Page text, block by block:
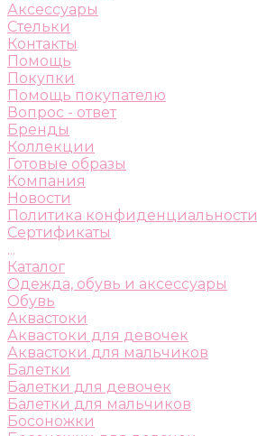
Аксессуары
Стельки
Контакты
Помощь
Покупки
Помощь покупателю
Вопрос - ответ
Бренды
Коллекции
Готовые образы
Компания
Новости
Политика конфиденциальности
Сертификаты
...
Каталог
Одежда, обувь и аксессуары
Обувь
Аквастоки
Аквастоки для девочек
Аквастоки для мальчиков
Балетки
Балетки для девочек
Балетки для мальчиков
Босоножки